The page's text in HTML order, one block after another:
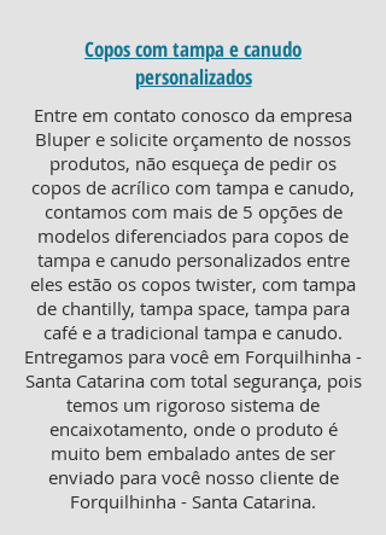
Copos com tampa e canudo
personalizados
Entre em contato conosco da empresa
Bluper e solicite orçamento de nossos
produtos, não esqueça de pedir os
copos de acrílico com tampa e canudo,
contamos com mais de 5 opções de
modelos diferenciados para copos de
tampa e canudo personalizados entre
eles estão os copos twister, com tampa
de chantilly, tampa space, tampa para
café e a tradicional tampa e canudo.
Entregamos para você em Forquilhinha -
Santa Catarina com total segurança, pois
temos um rigoroso sistema de
encaixotamento, onde o produto é
muito bem embalado antes de ser
enviado para você nosso cliente de
Forquilhinha - Santa Catarina.